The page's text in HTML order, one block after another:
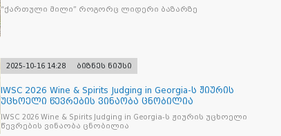
“ქართული მილი” როგორც ლიდერი ბაზარზე
2025-10-16 14:28 ბიზნეს ნიუსი
IWSC 2026 Wine & Spirits Judging in Georgia-ს ჟიურის
უცხოელი წევრების ვინაობა ცნობილია
IWSC 2026 Wine & Spirits Judging in Georgia-ს ჟიურის უცხოელი
წევრების ვინაობა ცნობილია